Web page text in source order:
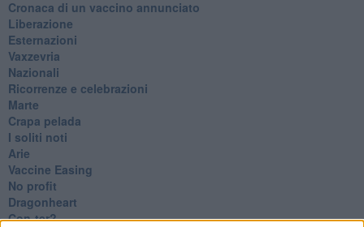
​Cronaca di un vaccino annunciato
​Liberazione
Esternazioni
Vaxzevria
Nazionali
​Ricorrenze e celebrazioni
Marte
​Crapa pelada
​I soliti noti
Arie
​Vaccine Easing
No profit
Dragonheart
Con-ter?